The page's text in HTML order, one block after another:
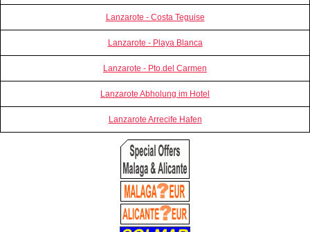
Lanzarote - Costa Teguise
Lanzarote - Playa Blanca
Lanzarote - Pto.del Carmen
Lanzarote Abholung im Hotel
Lanzarote Arrecife Hafen